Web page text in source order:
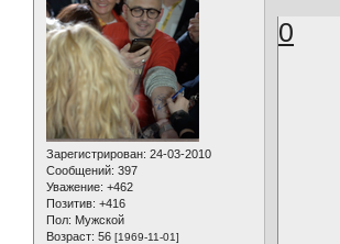
Зарегистрирован: 24-03-2010
Сообщений: 397
Уважение: +462
Позитив: +416
Пол: Мужской
Возраст: 56 [1969-11-01]
0